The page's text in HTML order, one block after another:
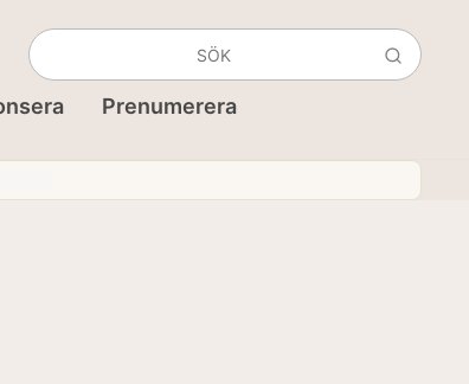
Prenumerera